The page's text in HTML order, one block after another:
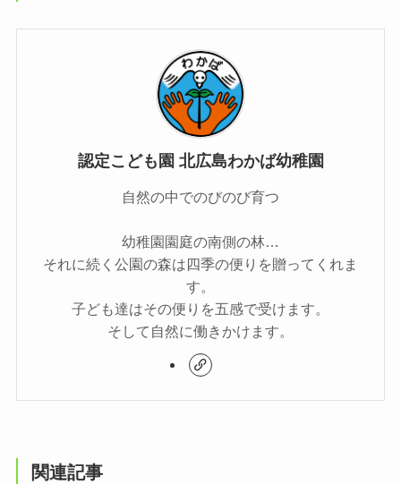
認定こども園 北広島わかば幼稚園
自然の中でのびのび育つ
幼稚園園庭の南側の林…
それに続く公園の森は四季の便りを贈ってくれま
す。
子ども達はその便りを五感で受けます。
そして自然に働きかけます。
関連記事